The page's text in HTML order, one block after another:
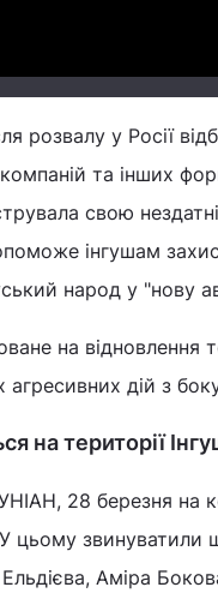
розвалу у Росії
та інших
свою
інгушам
народ у "нову
на відновлення
дій з
на території
28 березня на
цьому звинуватили
Аміра